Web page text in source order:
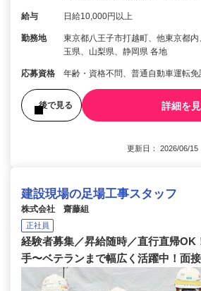
給与 日給10,000円以上
勤務地
東京都八王子市打越町、他東京都
玉県、山梨県、静岡県 各地
応募資格 年齢・資格不問、普通自動車運転
後で見る 詳細を
更新日： 2026/06/
建設現場の足場工事スタッフ
株式会社 齋藤組
正社員
経験者募集／昇給随時／直行直帰OK
手〜ベテランまで幅広く活躍中！面